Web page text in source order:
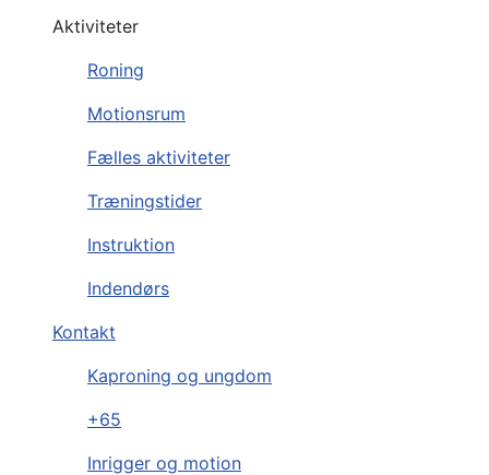
Aktiviteter
Roning
Motionsrum
Fælles aktiviteter
Træningstider
Instruktion
Indendørs
Kontakt
Kaproning og ungdom
+65
Inrigger og motion